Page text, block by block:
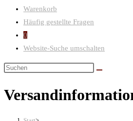
Warenkorb
Häufig gestellte Fragen
0
Website-Suche umschalten